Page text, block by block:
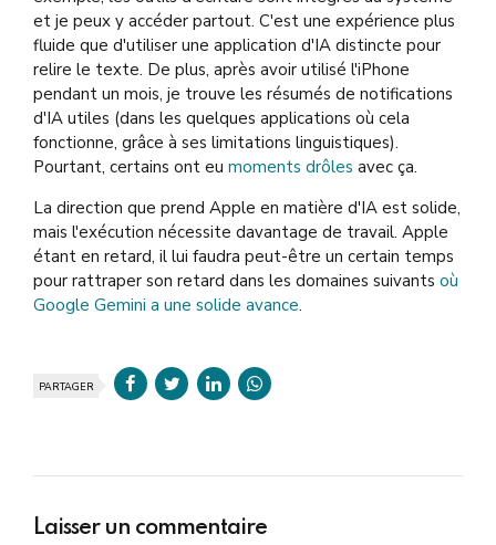
et je peux y accéder partout. C'est une expérience plus
fluide que d'utiliser une application d'IA distincte pour
relire le texte. De plus, après avoir utilisé l'iPhone
pendant un mois, je trouve les résumés de notifications
d'IA utiles (dans les quelques applications où cela
fonctionne, grâce à ses limitations linguistiques).
Pourtant, certains ont eu moments drôles avec ça.
La direction que prend Apple en matière d'IA est solide,
mais l'exécution nécessite davantage de travail. Apple
étant en retard, il lui faudra peut-être un certain temps
pour rattraper son retard dans les domaines suivants où
Google Gemini a une solide avance.
PARTAGER
Laisser un commentaire